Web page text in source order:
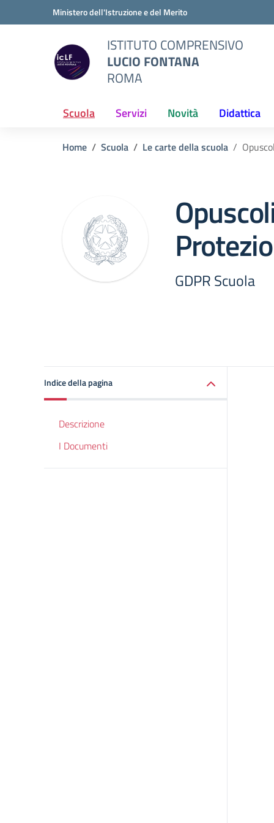
Vai ai contenuti
Vai al menu di navigazioneMinistero dell'Istruzione e del Merito
ISTITUTO COMPRENSIVO
LUCIO FONTANA
ROMA
Scuola Servizi Novità Didattica
Home Scuola Le carte della scuola
GDPR Scuola
Indice della pagina
Descrizione
I Documenti